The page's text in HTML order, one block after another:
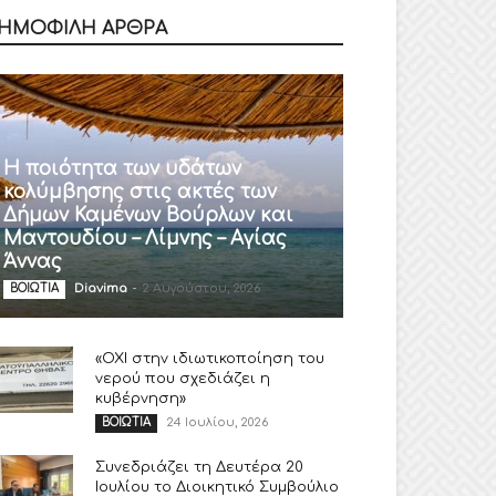
ΑΡΘΡΑ
Η ποιότητα των υδάτων
κολύμβησης στις ακτές των
Δήμων Καμένων Βούρλων και
Μαντουδίου – Λίμνης – Αγίας
Άννας
ΒΟΙΩΤΙΑ Diavima - 2 Αυγούστου, 2026
«ΟΧΙ στην ιδιωτικοποίηση του
νερού που σχεδιάζει η
κυβέρνηση»
ΒΟΙΩΤΙΑ 24 Ιουλίου, 2026
Συνεδριάζει τη Δευτέρα 20
Ιουλίου το Διοικητικό Συμβούλιο